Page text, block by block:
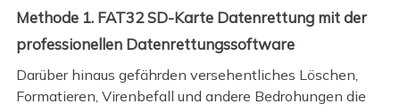
Methode 1. FAT32 SD-Karte Datenrettung mit der
professionellen Datenrettungssoftware
Darüber hinaus gefährden versehentliches Löschen,
Formatieren, Virenbefall und andere Bedrohungen die